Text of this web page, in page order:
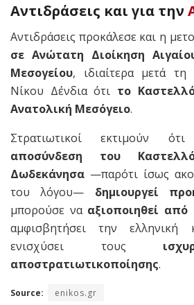
Αντιδράσεις και για την
Αντιδράσεις προκάλεσε και η
σε Ανώτατη Διοίκηση
Μεσογείου, ιδιαίτερα μετά
Νίκου Δένδια ότι το
Ανατολική Μεσόγειο.
Στρατιωτικοί εκτιμούν
αποσύνδεση του
Δωδεκάνησα —παρότι ίσως
του λόγου— δημιουργεί
μπορούσε να αξιοποιηθεί
αμφισβητήσει την ελληνική
ενισχύσει τους
αποστρατιωτικοποίησης.
Source:
enikos.gr